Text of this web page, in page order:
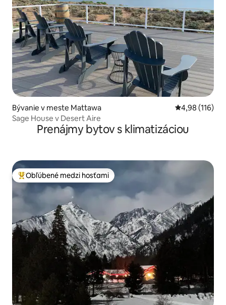
Bývanie v meste Mattawa Priemerné
4,98 (116)
Sage House v Desert Aire
Prenájmy bytov s klimatizáciou
Najobľúbenejšie medzi hosťami
Obľúbené medzi hosťami